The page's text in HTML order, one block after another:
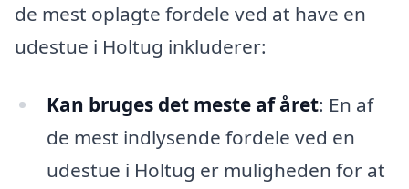
de mest oplagte fordele ved at have en
udestue i Holtug inkluderer:
Kan bruges det meste af året: En af
de mest indlysende fordele ved en
udestue i Holtug er muligheden for at